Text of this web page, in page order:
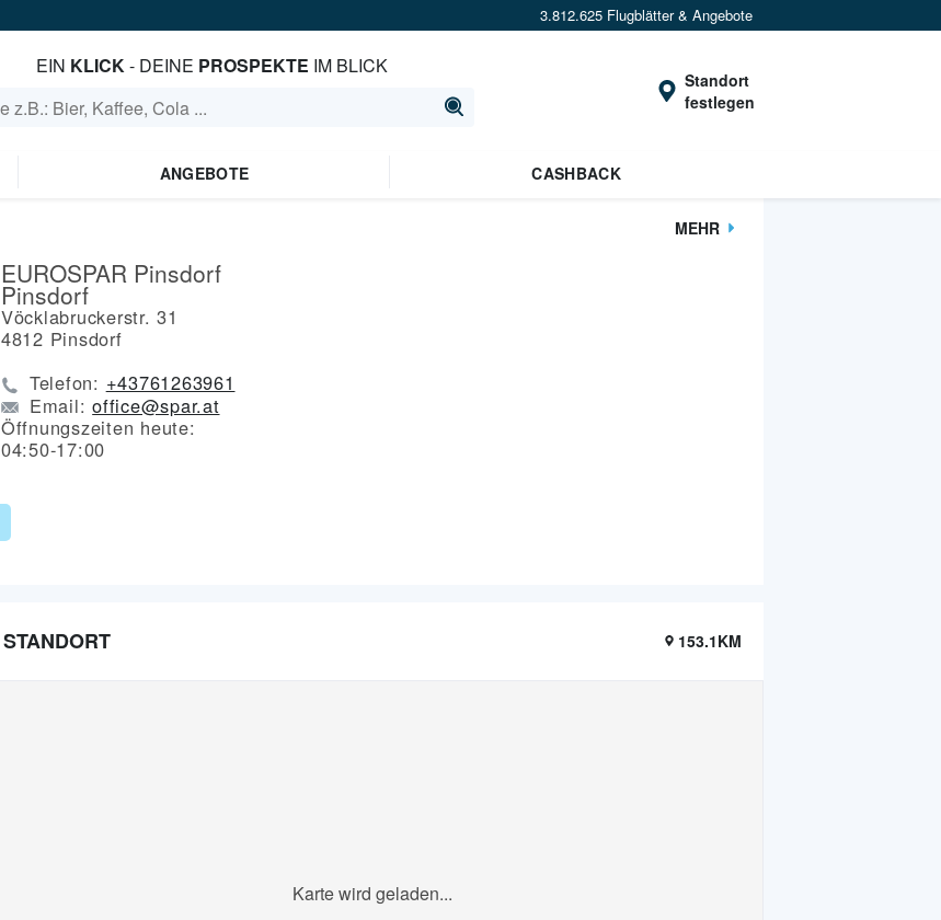
3.812.625 Flugblätter & Angebote
EIN KLICK- DEINE PROSPEKTE IM BLICK
Standort
festlegen
ANGEBOTE CASHBACK
MEHR
EUROSPAR Pinsdorf
Pinsdorf
Vöcklabruckerstr. 31
4812 Pinsdorf
Telefon: +43761263961
Email:office@spar.at
Öffnungszeiten heute:
04:50-17:00
STANDORT 153.1KM
Karte wird geladen...